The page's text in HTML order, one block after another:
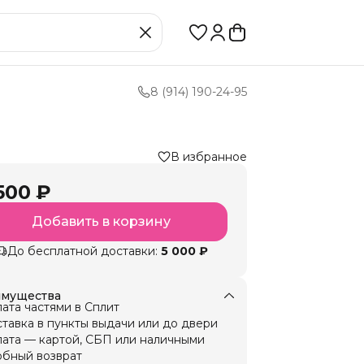
8 (914) 190-24-95
В избранное
₽
Добавить в корзину
До бесплатной доставки: 5 000 ₽
частями в Сплит
в пункты выдачи или до двери
— картой, СБП или наличными
возврат